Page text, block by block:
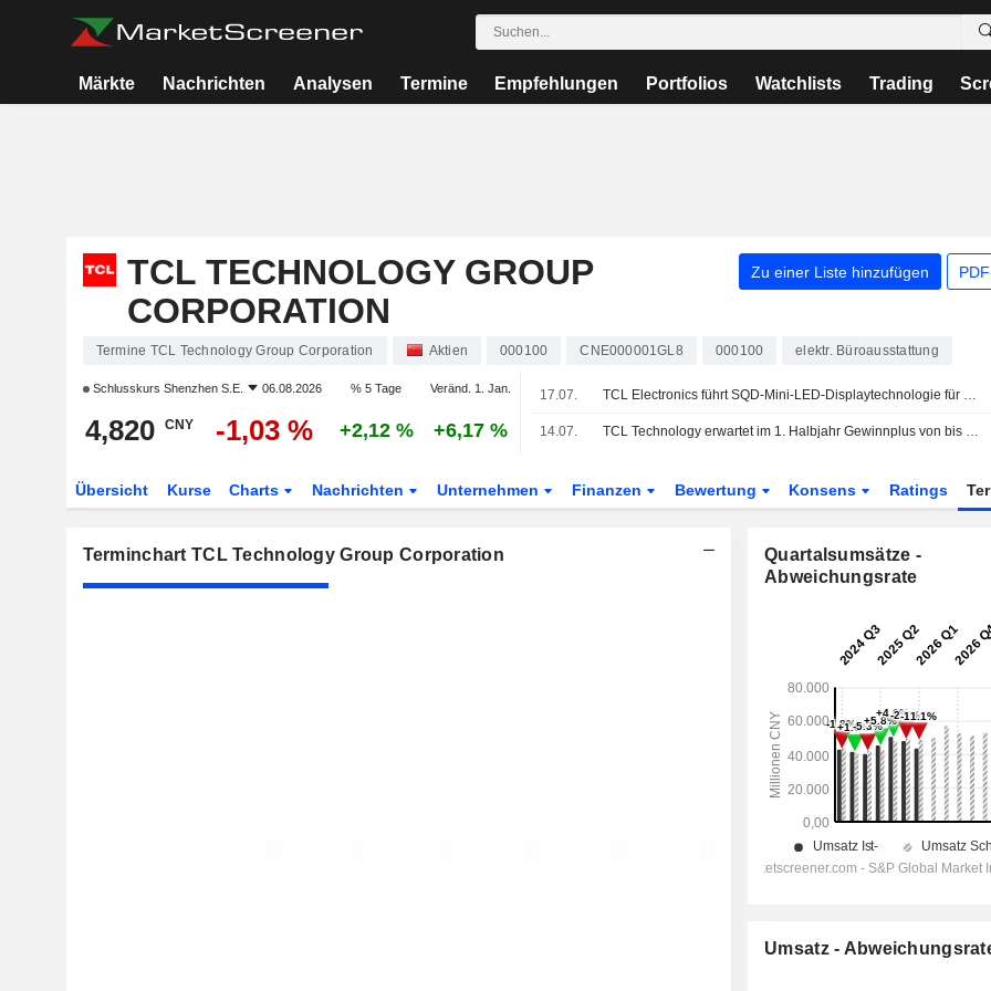
Märkte Nachrichten Analysen Termine Empfehlungen Portfolios Watchlists Trading
TCL TECHNOLOGY GROUP
CORPORATION
Zu einer Liste hinzufügen
Termine TCL Technology Group Corporation Aktien 000100 CNE000001GL8 000100 elektr. Büroausstattung
Schlusskurs Shenzhen S.E. 06.08.2026 % 5 Tage Veränd. 1. Jan.
4,820 CNY -1,03 % +2,12 % +6,17 %
17.07. TCL Electronics führt SQD-Mini-LED-Displaytechnologie für Großbildfernseher ein
14.07. TCL Technology erwartet im 1. Halbjahr Gewinnplus von bis zu 108%
Übersicht Kurse Charts Nachrichten Unternehmen Finanzen Bewertung Konsens Ratings
Terminchart TCL Technology Group Corporation
Quartalsumsätze -
Abweichungsrate
Umsatz -